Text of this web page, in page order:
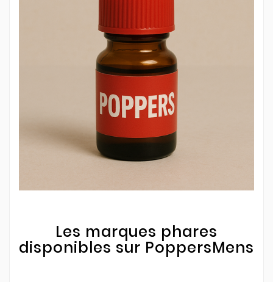
Les marques phares
disponibles sur PoppersMens